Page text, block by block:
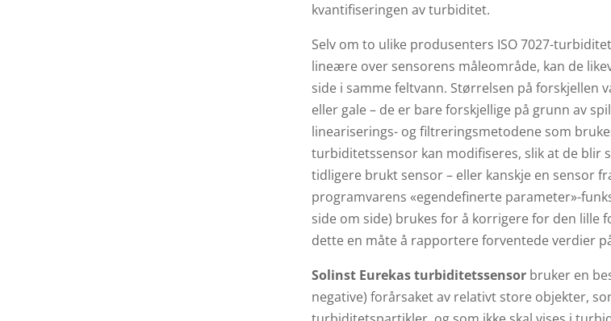
kvantifiseringen av turbiditet.
Selv om to ulike produsenters ISO 7027-
lineære over sensorens måleområde, kan de
side i samme feltvann. Størrelsen på forskjellen
eller gale – de er bare forskjellige på grunn av
lineariserings- og filtreringsmetodene som
turbiditetssensor kan modifiseres, slik at de blir
tidligere brukt sensor – eller kanskje en sensor
programvarens «egendefinerte parameter»-
side om side) brukes for å korrigere for den lille
dette en måte å rapportere forventede verdier
Solinst Eurekas turbiditetssensor bruker en
negative) forårsaket av relativt store objekter,